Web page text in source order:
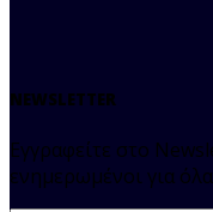
NEWSLETTER
Εγγραφείτε στο
ενημερωμένοι για